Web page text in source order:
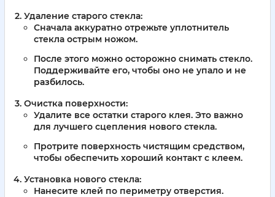
Удаление старого стекла:
Сначала аккуратно отрежьте уплотнитель
стекла острым ножом.
После этого можно осторожно снимать стекло.
Поддерживайте его, чтобы оно не упало и не
разбилось.
Очистка поверхности:
Удалите все остатки старого клея. Это важно
для лучшего сцепления нового стекла.
Протрите поверхность чистящим средством,
чтобы обеспечить хороший контакт с клеем.
Установка нового стекла:
Нанесите клей по периметру отверстия.